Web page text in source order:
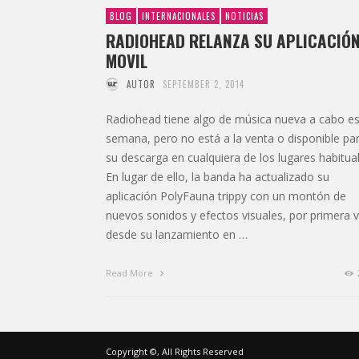
BLOG INTERNACIONALES NOTICIAS
RADIOHEAD RELANZA SU APLICACIÓN
MOVIL
AUTOR SEPTEMBER 2, 2014
Radiohead tiene algo de música nueva a cabo
semana, pero no está a la venta o disponible
su descarga en cualquiera de los lugares
En lugar de ello, la banda ha actualizado su
aplicación PolyFauna trippy con un montón de
nuevos sonidos y efectos visuales, por primera
desde su lanzamiento en …
Read More
Copyright ©, All Rights Reserved